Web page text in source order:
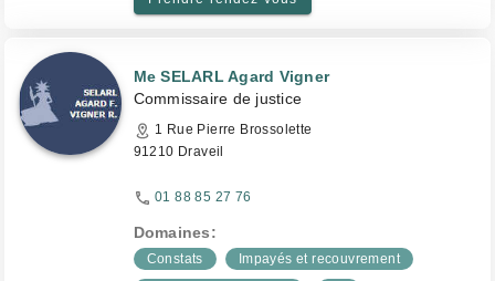
Me SELARL Agard Vigner
Commissaire de justice
1 Rue Pierre Brossolette
91210 Draveil
01 88 85 27 76
Domaines:
Constats
Impayés et recouvrement